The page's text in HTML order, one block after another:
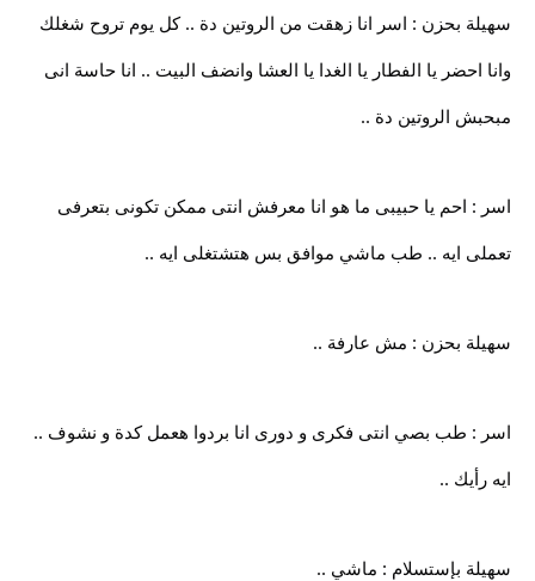
سهيلة بحزن : اسر انا زهقت من الروتين دة .. كل يوم تروح شغلك
وانا احضر يا الفطار يا الغدا يا العشا وانضف البيت .. انا حاسة انى
مبحبش الروتين دة ..
اسر : احم يا حبيبى ما هو انا معرفش انتى ممكن تكونى بتعرفى
تعملى ايه .. طب ماشي موافق بس هتشتغلى ايه ..
سهيلة بحزن : مش عارفة ..
اسر : طب بصي انتى فكرى و دورى انا بردوا هعمل كدة و نشوف ..
ايه رأيك ..
سهيلة بإستسلام : ماشي ..